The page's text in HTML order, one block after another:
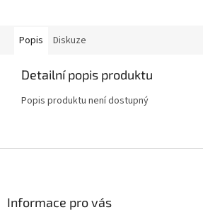
Popis Diskuze
Detailní popis produktu
Popis produktu není dostupný
Informace pro vás